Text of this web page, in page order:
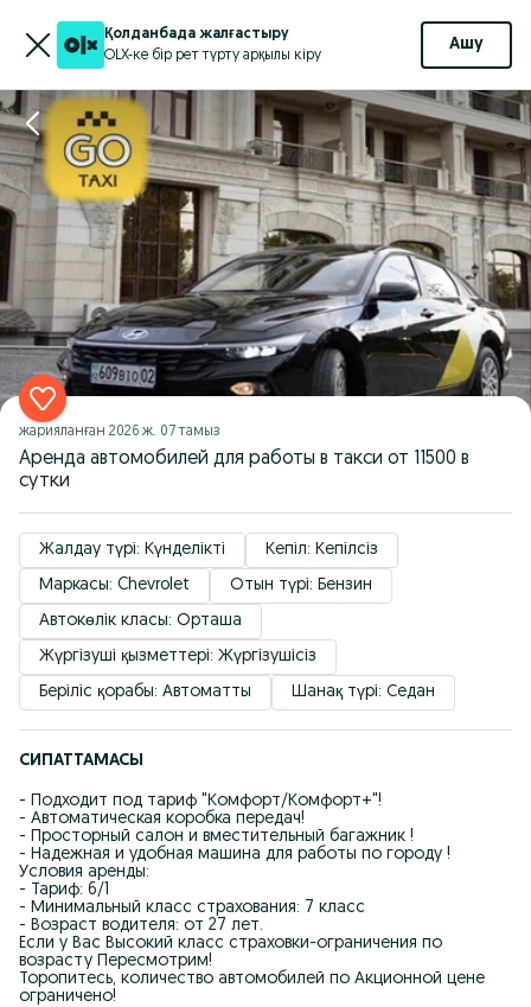
Қолданбада жалғастыру
OLX-ке бір рет түрту арқылы кіру
Ашу
жарияланған 2026 ж. 07 тамыз
Аренда автомобилей для работы в такси от 11500 в
сутки
Жалдау түрі: Күнделікті
Кепіл: Кепілсіз
Маркасы: Chevrolet
Отын түрі: Бензин
Автокөлік класы: Орташа
Жүргізуші қызметтері: Жүргізушісіз
Беріліс қорабы: Автоматты
Шанақ түрі: Седан
СИПАТТАМАСЫ
- Подходит под тариф "Комфорт/Комфорт+"!
- Автоматическая коробка передач!
- Просторный салон и вместительный багажник !
- Надежная и удобная машина для работы по городу !
Условия аренды:
- Тариф: 6/1
- Минимальный класс страхования: 7 класс
- Возраст водителя: от 27 лет.
Если у Вас Высокий класс страховки-ограничения по
возрасту Пересмотрим!
Торопитесь, количество автомобилей по Акционной цене
ограничено!